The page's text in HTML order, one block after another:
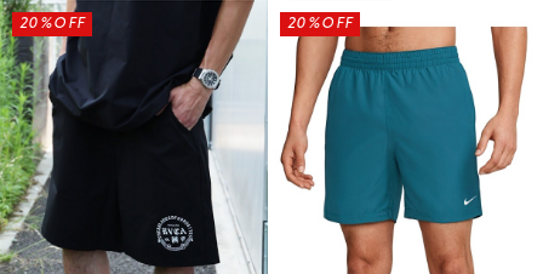
20%OFF 20%OFF